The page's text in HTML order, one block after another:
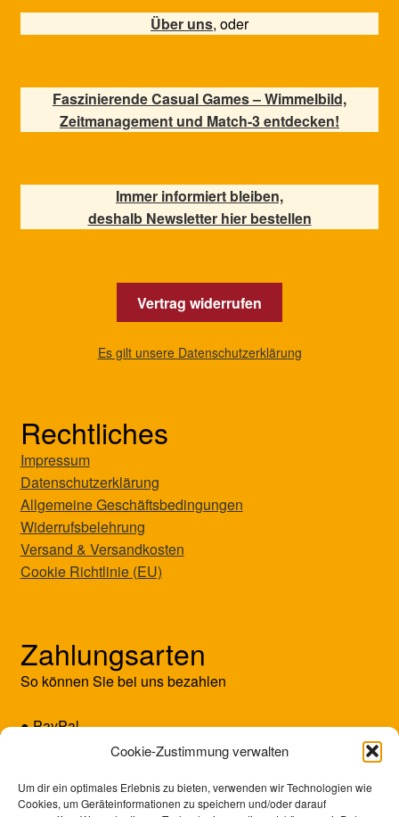
Cookie-Zustimmung verwalten
Um dir ein optimales Erlebnis zu bieten, verwenden wir Technologien wie
Cookies, um Geräteinformationen zu speichern und/oder darauf
Über uns, oder
Faszinierende Casual Games – Wimmelbild,
Zeitmanagement und Match-3 entdecken!
Immer informiert bleiben,
deshalb Newsletter hier bestellen
Vertrag widerrufen
Es gilt unsere Datenschutzerklärung
Rechtliches
Impressum
Datenschutzerklärung
Allgemeine Geschäftsbedingungen
Widerrufsbelehrung
Versand & Versandkosten
Cookie Richtlinie (EU)
Zahlungsarten
So können Sie bei uns bezahlen
● PayPal
● Kreditkarte (Mastercard/Visa)